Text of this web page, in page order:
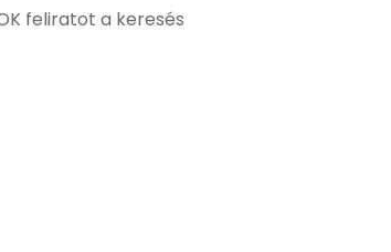
feliratot a keresés